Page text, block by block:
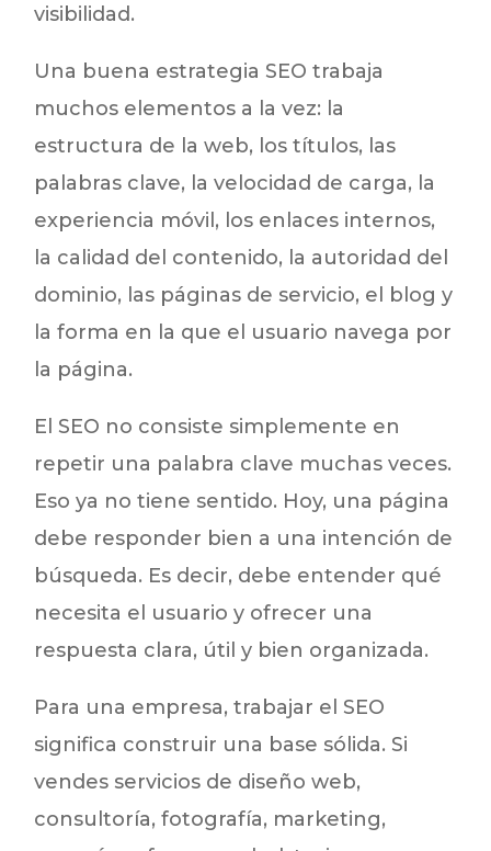
visibilidad.
Una buena estrategia SEO trabaja
muchos elementos a la vez: la
estructura de la web, los títulos, las
palabras clave, la velocidad de carga, la
experiencia móvil, los enlaces internos,
la calidad del contenido, la autoridad del
dominio, las páginas de servicio, el blog y
la forma en la que el usuario navega por
la página.
El SEO no consiste simplemente en
repetir una palabra clave muchas veces.
Eso ya no tiene sentido. Hoy, una página
debe responder bien a una intención de
búsqueda. Es decir, debe entender qué
necesita el usuario y ofrecer una
respuesta clara, útil y bien organizada.
Para una empresa, trabajar el SEO
significa construir una base sólida. Si
vendes servicios de diseño web,
consultoría, fotografía, marketing,